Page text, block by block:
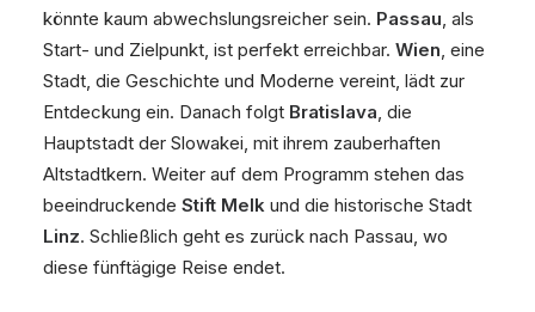
könnte kaum abwechslungsreicher sein. Passau, als
Start- und Zielpunkt, ist perfekt erreichbar. Wien, eine
Stadt, die Geschichte und Moderne vereint, lädt zur
Entdeckung ein. Danach folgt Bratislava, die
Hauptstadt der Slowakei, mit ihrem zauberhaften
Altstadtkern. Weiter auf dem Programm stehen das
beeindruckende Stift Melk und die historische Stadt
Linz. Schließlich geht es zurück nach Passau, wo
diese fünftägige Reise endet.